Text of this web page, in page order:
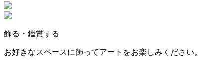
飾る・鑑賞する
お好きなスペースに飾ってアートをお楽しみください。